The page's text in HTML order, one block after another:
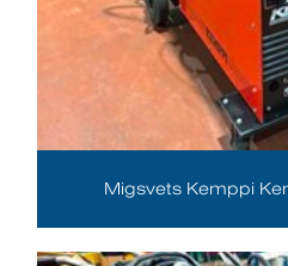
Migsvets Kemppi